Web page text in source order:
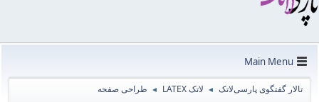
Main Menu
تالار گفتگوی پارسی‌لاتک ◄ لاتک LATEX ◄ طراحی صفحه